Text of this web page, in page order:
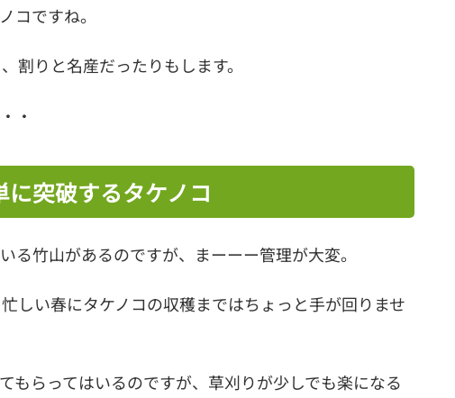
コですね。
割りと名産だったりもします。
・
突破するタケノコ
る竹山があるのですが、まーーー管理が大変。
しい春にタケノコの収穫まではちょっと手が回りませ
もらってはいるのですが、草刈りが少しでも楽になる